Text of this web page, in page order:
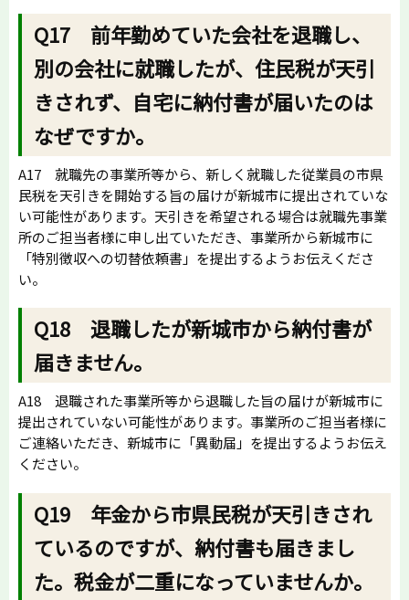
Q17 前年勤めていた会社を退職し、
別の会社に就職したが、住民税が天引
きされず、自宅に納付書が届いたのは
なぜですか。
A17 就職先の事業所等から、新しく就職した従業員の市県
民税を天引きを開始する旨の届けが新城市に提出されていな
い可能性があります。天引きを希望される場合は就職先事業
所のご担当者様に申し出ていただき、事業所から新城市に
「特別徴収への切替依頼書」を提出するようお伝えくださ
い。
Q18 退職したが新城市から納付書が
届きません。
A18 退職された事業所等から退職した旨の届けが新城市に
提出されていない可能性があります。事業所のご担当者様に
ご連絡いただき、新城市に「異動届」を提出するようお伝え
ください。
Q19 年金から市県民税が天引きされ
ているのですが、納付書も届きまし
た。税金が二重になっていませんか。